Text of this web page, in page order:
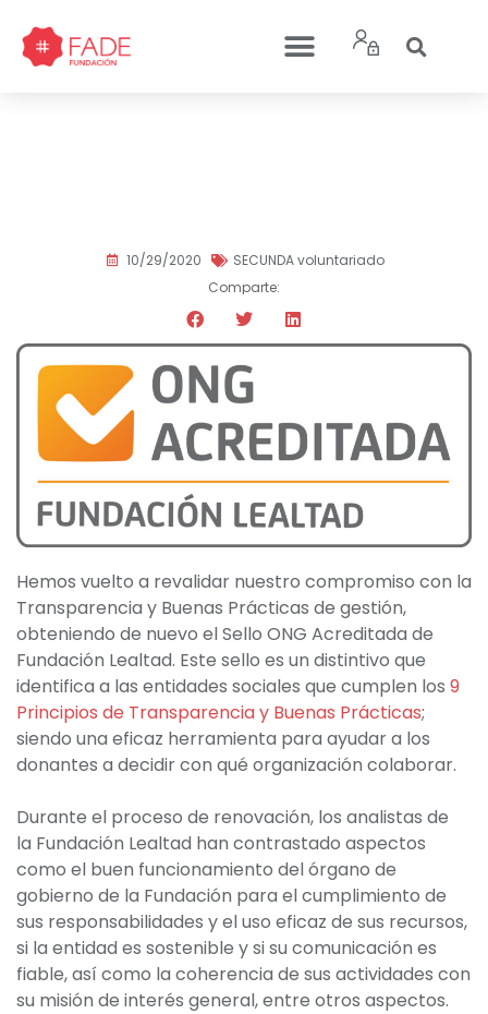
10/29/2020
SECUNDA voluntariado
Comparte:
Hemos vuelto a revalidar nuestro compromiso con la
Transparencia y Buenas Prácticas de gestión,
obteniendo de nuevo el Sello ONG Acreditada de
Fundación Lealtad. Este sello es un distintivo que
identifica a las entidades sociales que cumplen los 9
Principios de Transparencia y Buenas Prácticas;
siendo una eficaz herramienta para ayudar a los
donantes a decidir con qué organización colaborar.
Durante el proceso de renovación, los analistas de
la Fundación Lealtad han contrastado aspectos
como el buen funcionamiento del órgano de
gobierno de la Fundación para el cumplimiento de
sus responsabilidades y el uso eficaz de sus recursos,
si la entidad es sostenible y si su comunicación es
fiable, así como la coherencia de sus actividades con
su misión de interés general, entre otros aspectos.